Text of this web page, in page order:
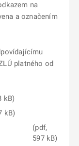
na
a označením
platného od
kB)
kB)
(pdf,
597 kB)